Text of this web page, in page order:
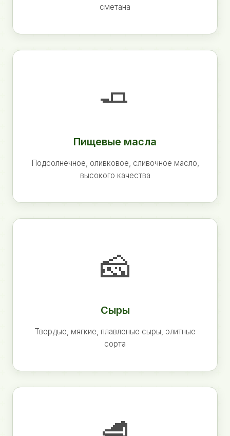
сметана
🧈
Пищевые масла
Подсолнечное, оливковое, сливочное масло,
высокого качества
🧀
Сыры
Твердые, мягкие, плавленые сыры, элитные
сорта